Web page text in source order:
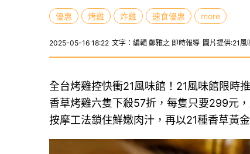
優惠 烤雞 炸雞 速食優惠 more
2025-05-16 18:22 文字：編輯 鄭雅之 即時報導 圖片提供:21風
全台烤雞控快衝21風味館！21風味館限時
香草烤雞六隻下殺57折，每隻只要299元
按摩工法鎖住鮮嫩肉汁，再以21種香草黃